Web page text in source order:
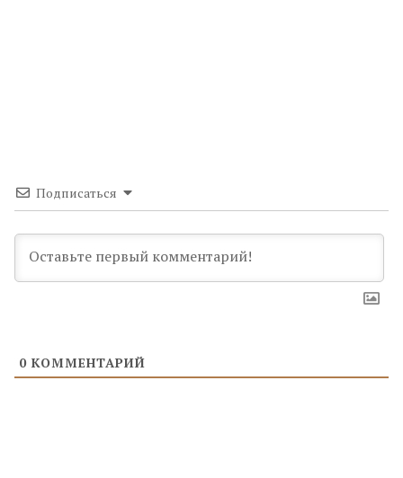
Подписаться
0 КОММЕНТАРИЙ